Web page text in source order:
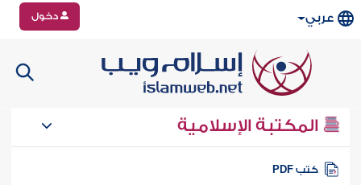
عربي دخول
المكتبة الإسلامية